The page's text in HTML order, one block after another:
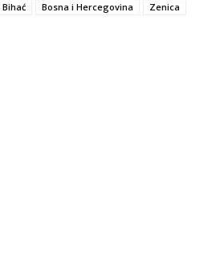
Bihać Bosna i Hercegovina Zenica